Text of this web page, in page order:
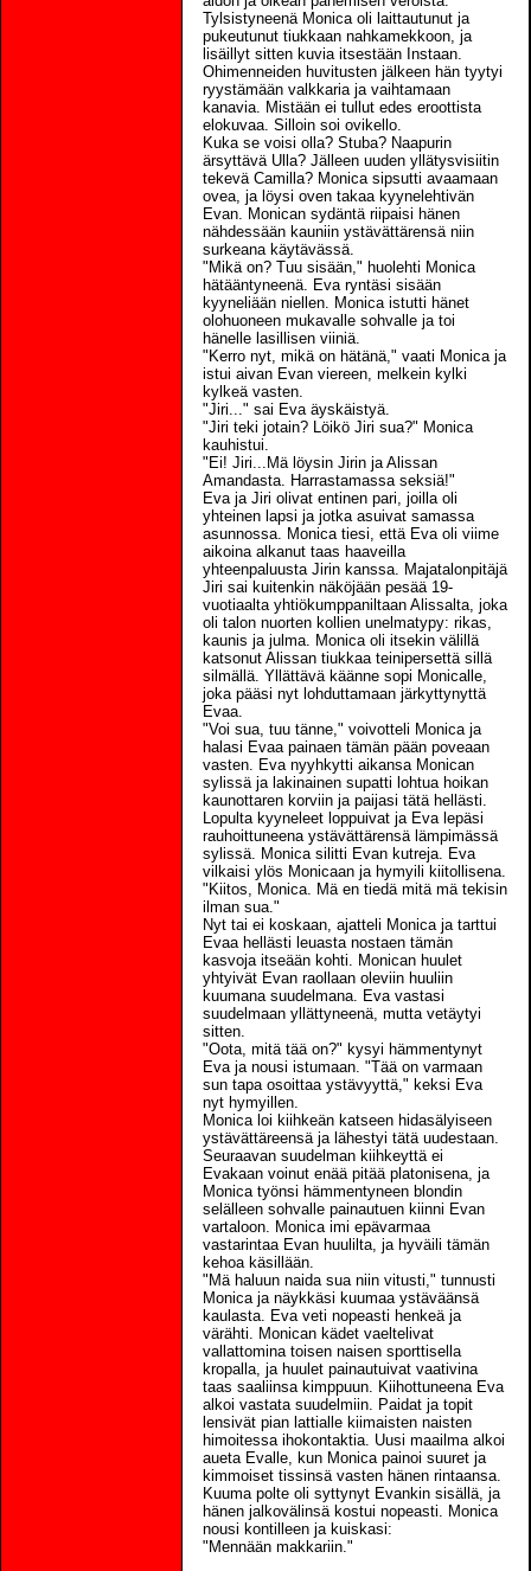
Tylsistyneenä Monica oli laittautunut ja
pukeutunut tiukkaan nahkamekkoon, ja
lisäillyt sitten kuvia itsestään Instaan.
Ohimenneiden huvitusten jälkeen hän tyytyi
ryystämään valkkaria ja vaihtamaan
kanavia. Mistään ei tullut edes eroottista
elokuvaa. Silloin soi ovikello.
Kuka se voisi olla? Stuba? Naapurin
ärsyttävä Ulla? Jälleen uuden yllätysvisiitin
tekevä Camilla? Monica sipsutti avaamaan
ovea, ja löysi oven takaa kyynelehtivän
Evan. Monican sydäntä riipaisi hänen
nähdessään kauniin ystävättärensä niin
surkeana käytävässä.
"Mikä on? Tuu sisään," huolehti Monica
hätääntyneenä. Eva ryntäsi sisään
kyyneliään niellen. Monica istutti hänet
olohuoneen mukavalle sohvalle ja toi
hänelle lasillisen viiniä.
"Kerro nyt, mikä on hätänä," vaati Monica ja
istui aivan Evan viereen, melkein kylki
kylkeä vasten.
"Jiri..." sai Eva äyskäistyä.
"Jiri teki jotain? Löikö Jiri sua?" Monica
kauhistui.
"Ei! Jiri...Mä löysin Jirin ja Alissan
Amandasta. Harrastamassa seksiä!"
Eva ja Jiri olivat entinen pari, joilla oli
yhteinen lapsi ja jotka asuivat samassa
asunnossa. Monica tiesi, että Eva oli viime
aikoina alkanut taas haaveilla
yhteenpaluusta Jirin kanssa. Majatalonpitäjä
Jiri sai kuitenkin näköjään pesää 19-
vuotiaalta yhtiökumppaniltaan Alissalta, joka
oli talon nuorten kollien unelmatypy: rikas,
kaunis ja julma. Monica oli itsekin välillä
katsonut Alissan tiukkaa teinipersettä sillä
silmällä. Yllättävä käänne sopi Monicalle,
joka pääsi nyt lohduttamaan järkyttynyttä
Evaa.
"Voi sua, tuu tänne," voivotteli Monica ja
halasi Evaa painaen tämän pään poveaan
vasten. Eva nyyhkytti aikansa Monican
sylissä ja lakinainen supatti lohtua hoikan
kaunottaren korviin ja paijasi tätä hellästi.
Lopulta kyyneleet loppuivat ja Eva lepäsi
rauhoittuneena ystävättärensä lämpimässä
sylissä. Monica silitti Evan kutreja. Eva
vilkaisi ylös Monicaan ja hymyili kiitollisena.
"Kiitos, Monica. Mä en tiedä mitä mä tekisin
ilman sua."
Nyt tai ei koskaan, ajatteli Monica ja tarttui
Evaa hellästi leuasta nostaen tämän
kasvoja itseään kohti. Monican huulet
yhtyivät Evan raollaan oleviin huuliin
kuumana suudelmana. Eva vastasi
suudelmaan yllättyneenä, mutta vetäytyi
sitten.
"Oota, mitä tää on?" kysyi hämmentynyt
Eva ja nousi istumaan. "Tää on varmaan
sun tapa osoittaa ystävyyttä," keksi Eva
nyt hymyillen.
Monica loi kiihkeän katseen hidasälyiseen
ystävättäreensä ja lähestyi tätä uudestaan.
Seuraavan suudelman kiihkeyttä ei
Evakaan voinut enää pitää platonisena, ja
Monica työnsi hämmentyneen blondin
selälleen sohvalle painautuen kiinni Evan
vartaloon. Monica imi epävarmaa
vastarintaa Evan huulilta, ja hyväili tämän
kehoa käsillään.
"Mä haluun naida sua niin vitusti," tunnusti
Monica ja näykkäsi kuumaa ystäväänsä
kaulasta. Eva veti nopeasti henkeä ja
värähti. Monican kädet vaeltelivat
vallattomina toisen naisen sporttisella
kropalla, ja huulet painautuivat vaativina
taas saaliinsa kimppuun. Kiihottuneena Eva
alkoi vastata suudelmiin. Paidat ja topit
lensivät pian lattialle kiimaisten naisten
himoitessa ihokontaktia. Uusi maailma alkoi
aueta Evalle, kun Monica painoi suuret ja
kimmoiset tissinsä vasten hänen rintaansa.
Kuuma polte oli syttynyt Evankin sisällä, ja
hänen jalkovälinsä kostui nopeasti. Monica
nousi kontilleen ja kuiskasi:
"Mennään makkariin."